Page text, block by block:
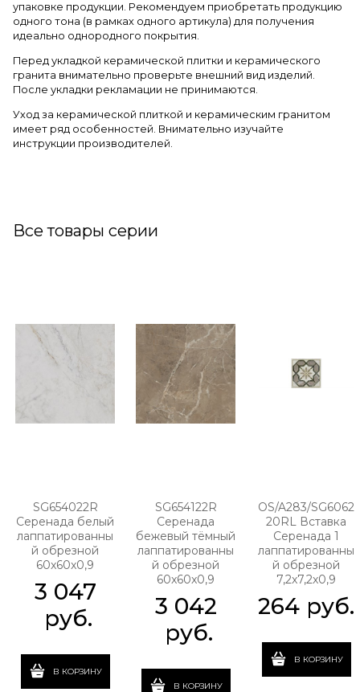
упаковке продукции. Рекомендуем приобретать продукцию
одного тона (в рамках одного артикула) для получения
идеально однородного покрытия.
Перед укладкой керамической плитки и керамического
гранита внимательно проверьте внешний вид изделий.
После укладки рекламации не принимаются.
Уход за керамической плиткой и керамическим гранитом
имеет ряд особенностей. Внимательно изучайте
инструкции производителей.
Все товары серии
SG654022R
Серенада белый
лаппатированны
й обрезной
60x60x0,9
3 047
руб.
В КОРЗИНУ
SG654122R
Серенада
бежевый тёмный
лаппатированны
й обрезной
60x60x0,9
3 042
руб.
В КОРЗИНУ
OS/A283/SG6062
20RL Вставка
Серенада 1
лаппатированны
й обрезной
7,2x7,2x0,9
264 руб.
В КОРЗИНУ